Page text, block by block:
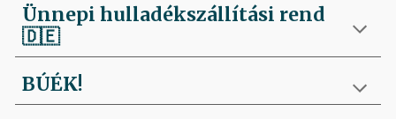
Ünnepi hulladékszállítási rend
🇩🇪
BÚÉK!